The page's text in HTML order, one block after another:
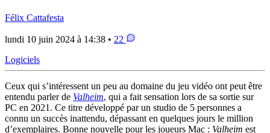
Félix Cattafesta
lundi 10 juin 2024 à 14:38 • 22
Logiciels
Ceux qui s’intéressent un peu au domaine du jeu vidéo ont peut être
entendu parler de Valheim, qui a fait sensation lors de sa sortie sur
PC en 2021. Ce titre développé par un studio de 5 personnes a
connu un succès inattendu, dépassant en quelques jours le million
d’exemplaires. Bonne nouvelle pour les joueurs Mac : Valheim est